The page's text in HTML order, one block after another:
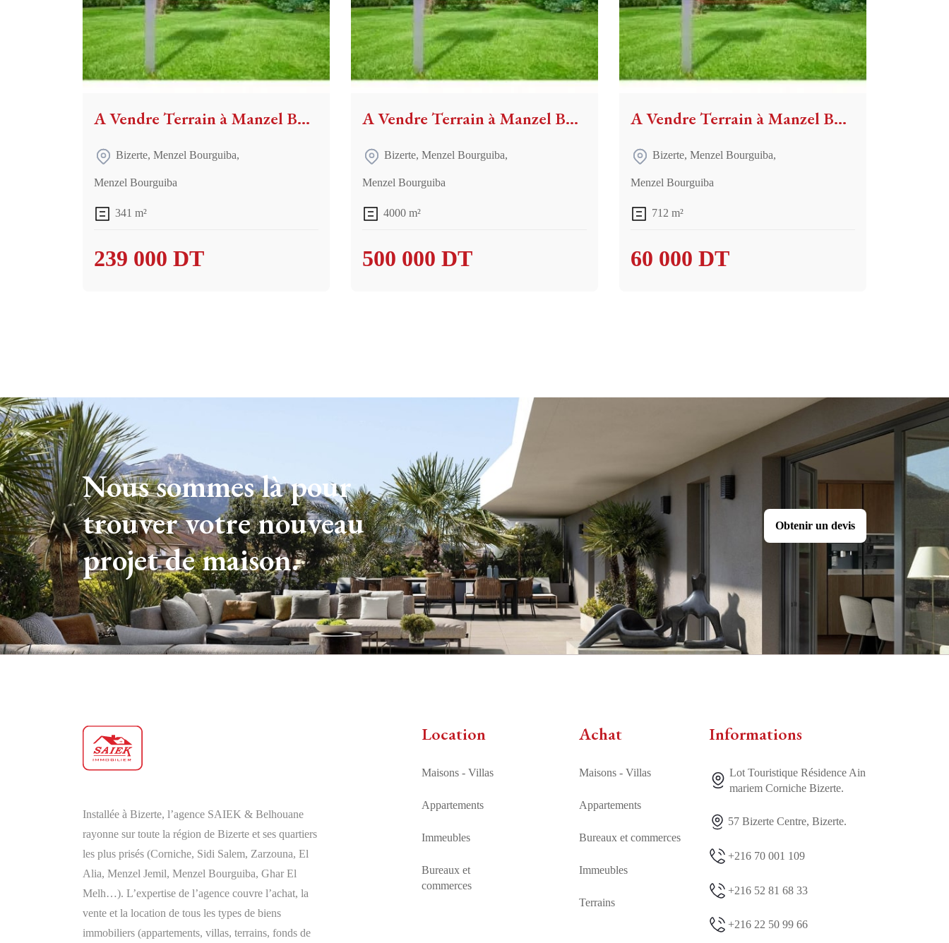
A Vendre Terrain à Manzel Bourguiba Bizerte
Bizerte, Menzel Bourguiba,
Menzel Bourguiba
341 m²
239 000 DT
A Vendre Terrain à Manzel Bourguiba
Bizerte, Menzel Bourguiba,
Menzel Bourguiba
4000 m²
500 000 DT
A Vendre Terrain à Manzel Bourguiba
Bizerte, Menzel Bourguiba,
Menzel Bourguiba
712 m²
60 000 DT
Nous sommes là pour
trouver votre nouveau
projet de maison.
Obtenir un devis
Installée à Bizerte, l’agence SAIEK & Belhouane
rayonne sur toute la région de Bizerte et ses quartiers
les plus prisés (Corniche, Sidi Salem, Zarzouna, El
Alia, Menzel Jemil, Menzel Bourguiba, Ghar El
Melh…). L’expertise de l’agence couvre l’achat, la
vente et la location de tous les types de biens
immobiliers (appartements, villas, terrains, fonds de
Location
Maisons - Villas
Appartements
Immeubles
Bureaux et
commerces
Achat
Maisons - Villas
Appartements
Bureaux et commerces
Immeubles
Terrains
Informations
Lot Touristique Résidence Ain
mariem Corniche Bizerte.
57 Bizerte Centre, Bizerte.
+216 70 001 109
+216 52 81 68 33
+216 22 50 99 66